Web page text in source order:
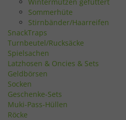
Sommerhüte
Stirnbänder/Haarreifen
SnackTraps
Turnbeutel/Rucksäcke
Spielsachen
Latzhosen & Oncies & Sets
Geldbörsen
Socken
Geschenke-Sets
Muki-Pass-Hüllen
Röcke